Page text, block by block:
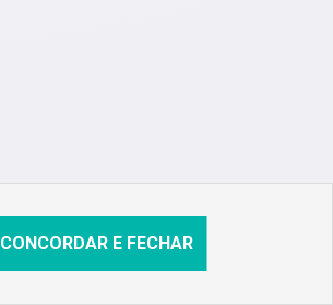
CONCORDAR E FECHAR